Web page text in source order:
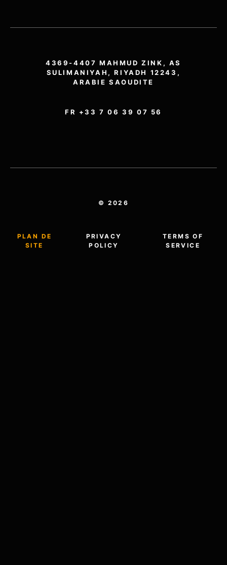
4369-4407 MAHMUD ZINK, AS
SULIMANIYAH, RIYADH 12243,
ARABIE SAOUDITE
FR +33 7 06 39 07 56
© 2026
PLAN DE
SITE
PRIVACY
POLICY
TERMS OF
SERVICE